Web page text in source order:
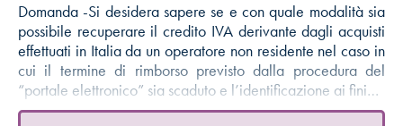
Domanda -Si desidera sapere se e con quale modalità sia
possibile recuperare il credito IVA derivante dagli acquisti
effettuati in Italia da un operatore non residente nel caso in
cui il termine di rimborso previsto dalla procedura del
“portale elettronico” sia scaduto e l’identificazione ai fini…